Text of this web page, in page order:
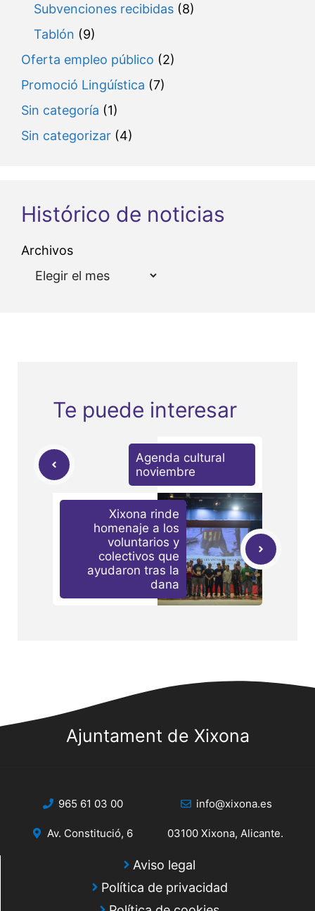
Subvenciones recibidas (8)
Tablón (9)
Oferta empleo público (2)
Promoció Lingúística (7)
Sin categoría (1)
Sin categorizar (4)
Histórico de noticias
Archivos
Te puede interesar
Agenda cultural
noviembre
Xixona rinde
homenaje a los
voluntarios y
colectivos que
ayudaron tras la
dana
Ajuntament de Xixona
965 61 03 00 info@xixona.es
Av. Constitució, 6 03100 Xixona, Alicante.
Aviso legal
Política de privacidad